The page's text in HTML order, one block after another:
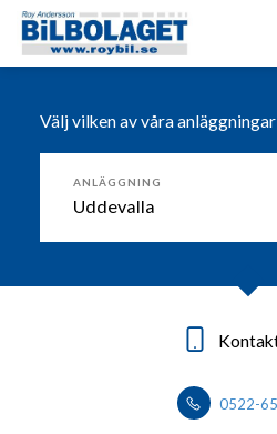
Välj vilken av våra
ANLÄGGNING
0522-
0570-
0530 -
0303-